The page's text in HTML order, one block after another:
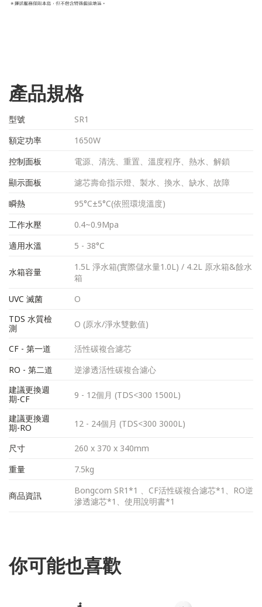
產品規格
型號
SR1
額定功率
1650W
控制面板
電源、清洗、重置、溫度程序、熱水、解鎖
顯示面板
濾芯壽命指示燈、製水、換水、缺水、故障
瞬熱
95°C±5°C(依照環境溫度)
工作水壓
0.4~0.9Mpa
適用水溫
5 - 38°C
水箱容量
1.5L 淨水箱(實際儲水量1.0L) / 4.2L 原水箱&餘水
箱
UVC 滅菌
O
TDS 水質檢
測
O (原水/淨水雙數值)
CF - 第一道
活性碳複合濾芯
RO - 第二道
逆滲透活性碳複合濾心
建議更換週
期-CF
9 - 12個月 (TDS<300 1500L)
建議更換週
期-RO
12 - 24個月 (TDS<300 3000L)
尺寸
260 x 370 x 340mm
重量
7.5kg
商品資訊
Bongcom SR1*1 、CF活性碳複合濾芯*1、RO逆
滲透濾芯*1、使用說明書*1
你可能也喜歡